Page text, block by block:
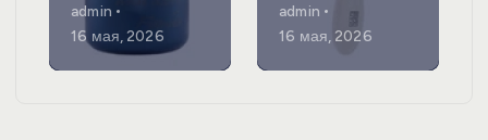
admin
16 мая, 2026
admin
16 мая, 2026